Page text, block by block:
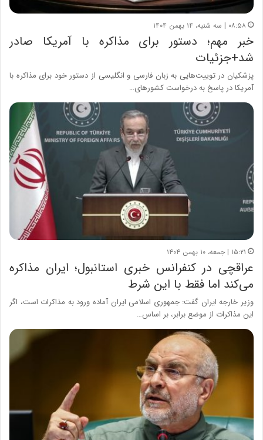
۰۸:۵۸ | سه شنبه، ۱۴ بهمن ۱۴۰۴
خبر مهم؛ دستور برای مذاکره با آمریکا صادر
شد+جزئیات
پزشکیان در توییت‌هایی به زبان فارسی و انگلیسی از دستور خود برای مذاکره با
آمریکا در پاسخ به درخواست کشورهای…
۱۵:۲۱ | جمعه، ۱۰ بهمن ۱۴۰۴
عراقچی در کنفرانس خبری استانبول؛ ایران مذاکره
می‌کند اما فقط با این شرط
وزیر خارجه ایران گفت: جمهوری اسلامی ایران آماده ورود به مذاکرات است، اگر
این مذاکرات از موضع برابر، بر اساس…